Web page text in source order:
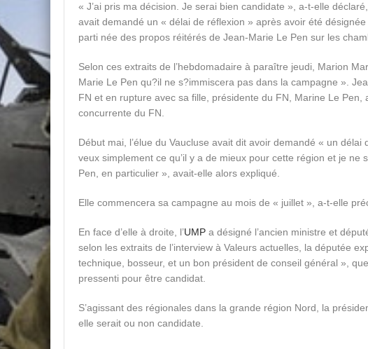
« J’ai pris ma décision. Je serai bien candidate », a-t-elle
avait demandé un « délai de réflexion » après avoir été
parti née des propos réitérés de Jean-Marie Le Pen sur les
Selon ces extraits de l’hebdomadaire à paraître jeudi, Marion
Marie Le Pen qu?il ne s?immiscera pas dans la campagne ».
FN et en rupture avec sa fille, présidente du FN, Marine Le Pen,
concurrente du FN.
Début mai, l’élue du Vaucluse avait dit avoir demandé « un
veux simplement ce qu’il y a de mieux pour cette région et je
Pen, en particulier », avait-elle alors expliqué.
Elle commencera sa campagne au mois de « juillet », a-t-elle
En face d’elle à droite, l’UMP a désigné l’ancien ministre et
selon les extraits de l’interview à Valeurs actuelles, la députée
technique, bosseur, et un bon président de conseil général »,
pressenti pour être candidat.
S’agissant des régionales dans la grande région Nord, la
elle serait ou non candidate.